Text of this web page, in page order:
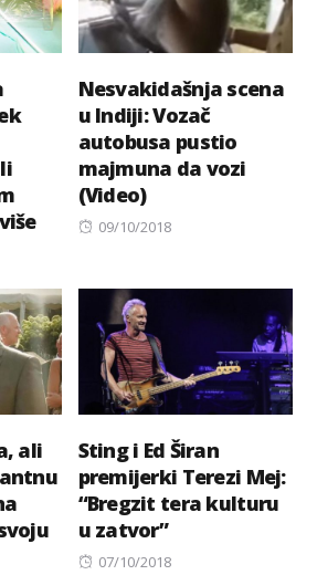
Nesvakidašnja scena
u Indiji: Vozač
autobusa pustio
majmuna da vozi
(Video)
Posted
09/10/2018
ali
Sting i Ed Širan
premijerki Terezi Mej:
“Bregzit tera kulturu
u zatvor”
Posted
07/10/2018